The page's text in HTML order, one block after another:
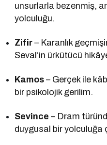
unsurlarla bezenmiş,
yolculuğu.
Zifir – Karanlık
Seval’in ürkütücü
Kamos – Gerçek ile
bir psikolojik gerilim.
Sevince – Dram
duygusal bir yolculuğa